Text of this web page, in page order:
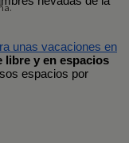
unas vacaciones en
libre y en espacios
espacios por